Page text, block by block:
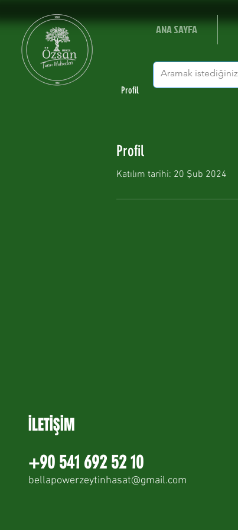
ANA SAYFA
Profil
Katılım tarihi: 20 Şub 2024
Profil
İLETİŞİM
+90 541 692 52 10
bellapowerzeytinhasat@gmail.com